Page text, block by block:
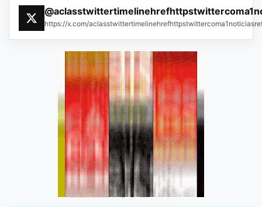
https://x.com/